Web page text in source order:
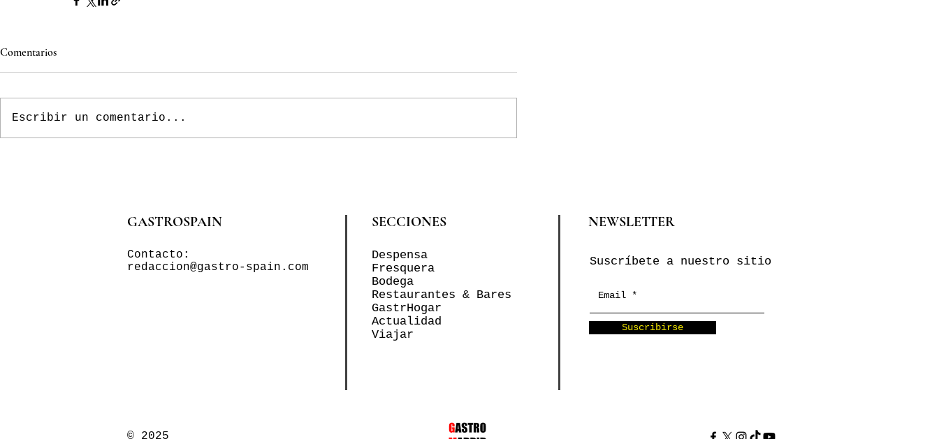
Comentarios
Escribir un comentario...
GASTROSPAIN
Contacto:
redaccion@gastro-spain.com
SECCIONES
Despensa
Fresquera
Bodega
Restaurantes & Bares
GastrHogar
Actualidad
Viajar
NEWSLETTER
Suscríbete a nuestro sitio
Suscribirse